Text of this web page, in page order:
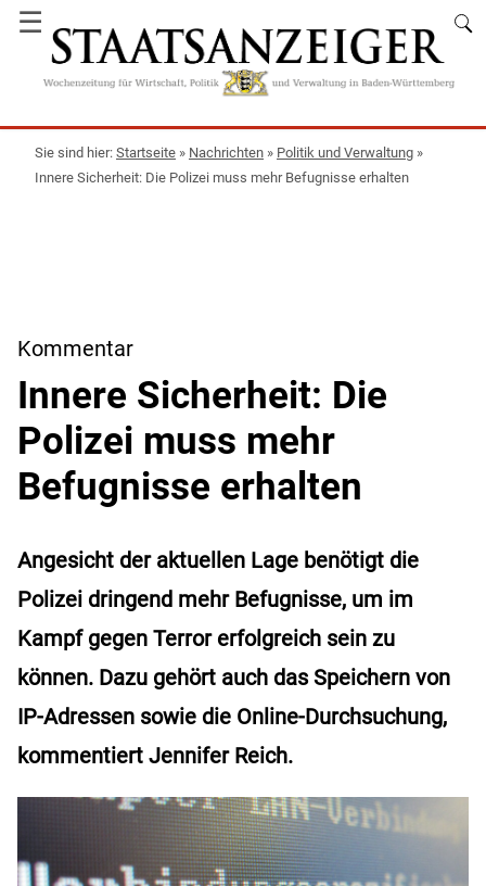
☰
Startseite » Nachrichten » Politik und Verwaltung »
Innere Sicherheit: Die Polizei muss mehr Befugnisse erhalten
Kommentar
Innere Sicherheit: Die
Polizei muss mehr
Befugnisse erhalten
Angesicht der aktuellen Lage benötigt die
Polizei dringend mehr Befugnisse, um im
Kampf gegen Terror erfolgreich sein zu
können. Dazu gehört auch das Speichern von
IP-Adressen sowie die Online-Durchsuchung,
kommentiert Jennifer Reich.